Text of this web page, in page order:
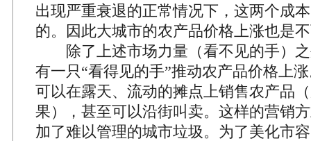
出现严重衰退的正常情况下，这两个成
的。因此大城市的农产品价格上涨也是
除了上述市场力量（看不见的手）之
有一只“看得见的手”推动农产品价格上
可以在露天、流动的摊点上销售农产品
果），甚至可以沿街叫卖。这样的营销
加了难以管理的城市垃圾。为了美化市